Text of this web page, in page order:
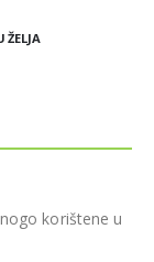
ŽELJA
korištene u